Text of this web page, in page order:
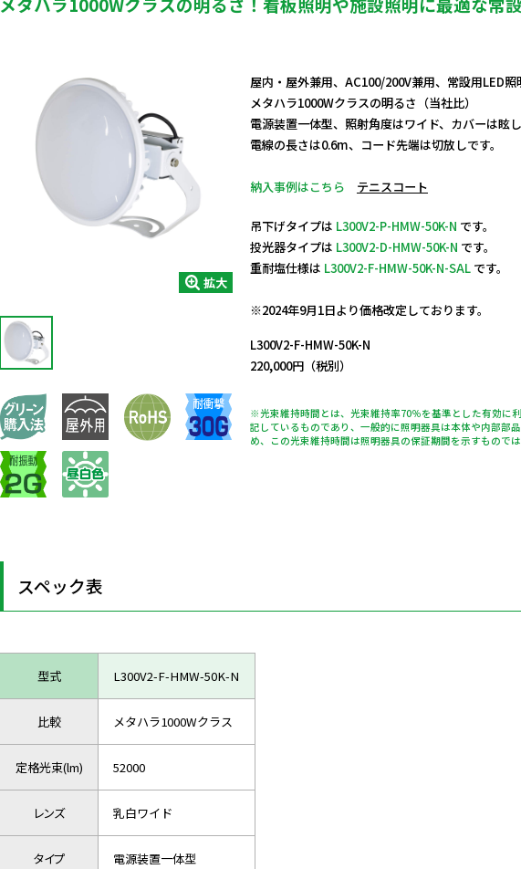
拡大
屋内・屋外兼用、AC100/200V兼用、常設用LED照
メタハラ1000Wクラスの明るさ（当社比）
電源装置一体型、照射角度はワイド、カバーは眩
電線の長さは0.6m、コード先端は切放しです。
納入事例はこちら テニスコート
吊下げタイプは L300V2-P-HMW-50K-N です。
投光器タイプは L300V2-D-HMW-50K-N です。
重耐塩仕様は L300V2-F-HMW-50K-N-SALです。
※2024年9月1日より価格改定しております。
L300V2-F-HMW-50K-N
220,000円（税別）
※光束維持時間とは、光束維持率70％を基準とした有効に
記しているものであり、一般的に照明器具は本体や内部部
め、この光束維持時間は照明器具の保証期間を示すものでは
スペック表
型式 L300V2-F-HMW-50K-N
比較 メタハラ1000Wクラス
定格光束(lm) 52000
レンズ 乳白ワイド
タイプ 電源装置一体型